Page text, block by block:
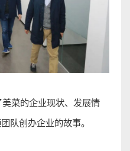
菜的企业现状、发展情
队创办企业的故事。